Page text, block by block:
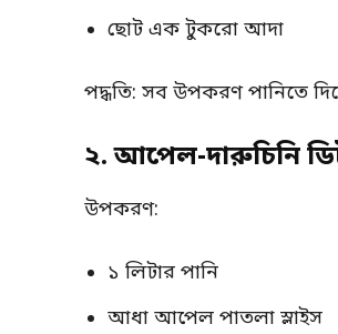
ছোট এক টুকরো আদা
পদ্ধতি: সব উপকরণ পানিতে
২. আপেল-দারুচিনি
উপকরণ:
১ লিটার পানি
আধা আপেল পাতলা স্লাইস